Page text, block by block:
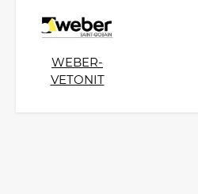
WEBER-
VETONIT